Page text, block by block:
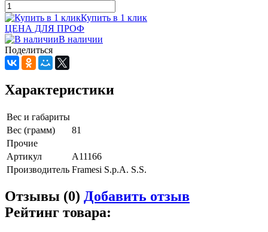
Купить в 1 клик
ЦЕНА ДЛЯ ПРОФ
В наличии
Поделиться
Характеристики
Вес и габариты
Вес (грамм)
81
Прочие
Артикул
A11166
Производитель Framesi S.p.A. S.S.
Отзывы (0) Добавить отзыв
Рейтинг товара: